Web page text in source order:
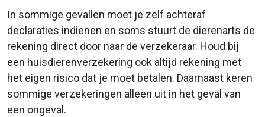
In sommige gevallen moet je zelf achteraf
declaraties indienen en soms stuurt de dierenarts de
rekening direct door naar de verzekeraar. Houd bij
een huisdierenverzekering ook altijd rekening met
het eigen risico dat je moet betalen. Daarnaast keren
sommige verzekeringen alleen uit in het geval van
een ongeval.